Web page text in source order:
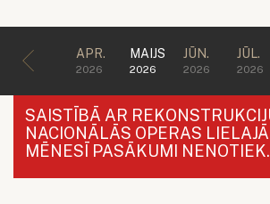
APR.
2026
MAIJS
2026
JŪN.
2026
JŪL.
2026
SAISTĪBĀ AR
NACIONĀLĀS OPERAS
MĒNESĪ PASĀKUMI NENOTIEK.